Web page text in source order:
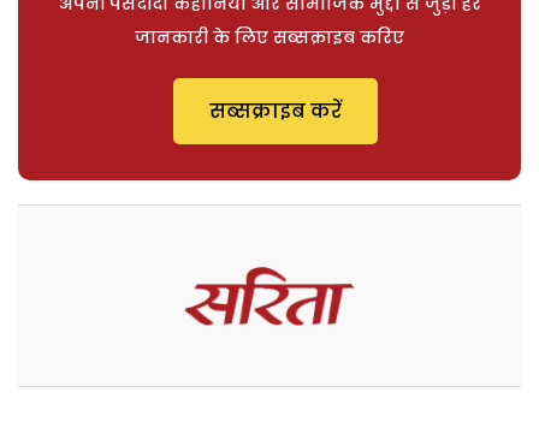
जानकारी के लिए सब्सक्राइब करिए
सब्सक्राइब करें